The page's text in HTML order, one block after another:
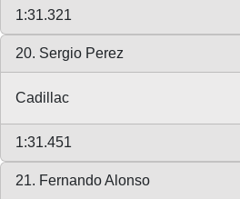
1:31.321
20. Sergio Perez
Cadillac
1:31.451
21. Fernando Alonso